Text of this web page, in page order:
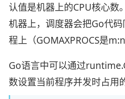
认值是机器上的CPU核心数
机器上，调度器会把Go代
程上（GOMAXPROCS是
Go语言中可以通过
数设置当前程序并发时占用